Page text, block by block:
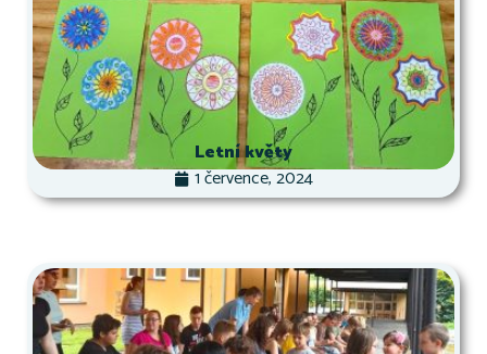
Letní květy
1 července, 2024